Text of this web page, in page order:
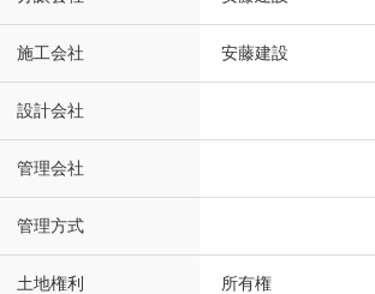
施工会社 安藤建設
設計会社
管理会社
管理方式
土地権利 所有権